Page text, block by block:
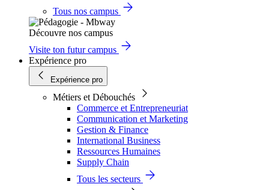
Tous nos campus
Découvre nos campus
Visite ton futur campus
Expérience pro
Expérience pro
Métiers et Débouchés
Commerce et Entrepreneuriat
Communication et Marketing
Gestion & Finance
International Business
Ressources Humaines
Supply Chain
Tous les secteurs